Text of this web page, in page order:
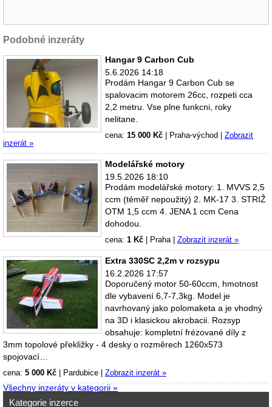
Podobné inzeráty
Hangar 9 Carbon Cub
5.6.2026 14:18
Prodám Hangar 9 Carbon Cub se
spalovacim motorem 26cc, rozpeti cca
2,2 metru. Vse plne funkcni, roky
nelitane.
cena: 15 000 Kč Praha-východ
Zobrazit
inzerát »
Modelářské motory
19.5.2026 18:10
Prodám modelářské motory: 1. MVVS 2,5
ccm (téměř nepoužitý) 2. MK-17 3. STRIŽ
OTM 1,5 ccm 4. JENA 1 ccm Cena
dohodou.
cena: 1 Kč Praha| Zobrazit inzerát »
Extra 330SC 2,2m v rozsypu
16.2.2026 17:57
Doporučený motor 50-60ccm, hmotnost
dle vybavení 6,7-7,3kg. Model je
navrhovaný jako polomaketa a je vhodný
na 3D i klasickou akrobacii. Rozsyp
obsahuje: kompletní frézované díly z
3mm topolové překližky - 4 desky o rozměrech 1260x573
spojovací…
cena: 5 000 Kč Pardubice Zobrazit inzerát »
Všechny inzeráty v kategorii »
Kategorie inzerce